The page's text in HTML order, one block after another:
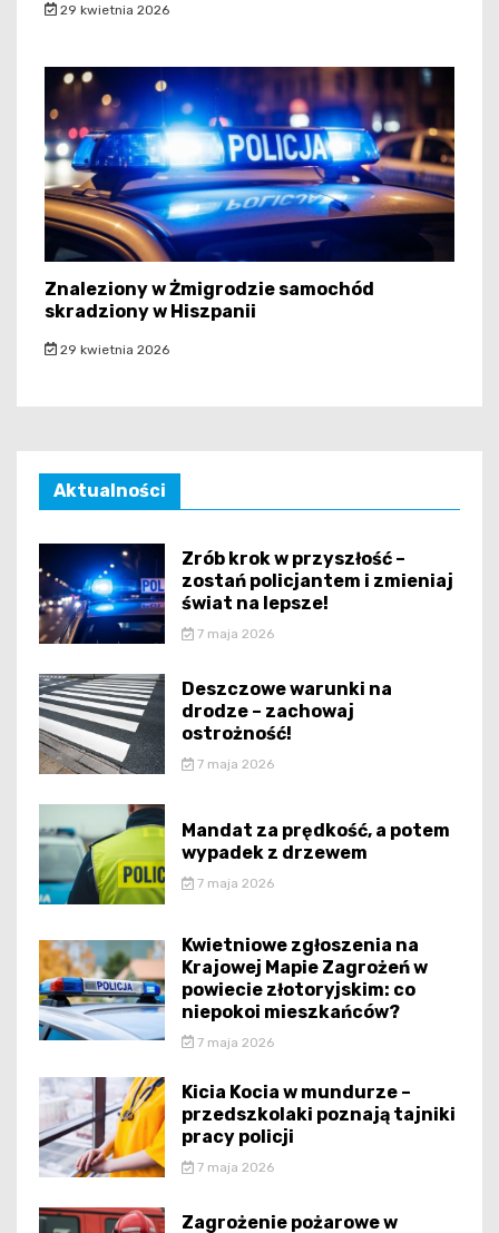
29 kwietnia 2026
Znaleziony w Żmigrodzie samochód
skradziony w Hiszpanii
29 kwietnia 2026
Aktualności
Zrób krok w przyszłość –
zostań policjantem i zmieniaj
świat na lepsze!
7 maja 2026
Deszczowe warunki na
drodze – zachowaj
ostrożność!
7 maja 2026
Mandat za prędkość, a potem
wypadek z drzewem
7 maja 2026
Kwietniowe zgłoszenia na
Krajowej Mapie Zagrożeń w
powiecie złotoryjskim: co
niepokoi mieszkańców?
7 maja 2026
Kicia Kocia w mundurze –
przedszkolaki poznają tajniki
pracy policji
7 maja 2026
Zagrożenie pożarowe w